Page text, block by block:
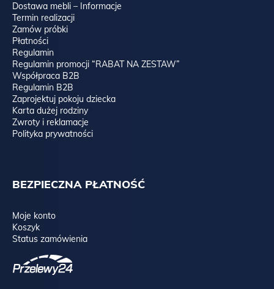
Dostawa mebli – Informacje
Termin realizacji
Zamów próbki
Płatności
Regulamin
Regulamin promocji “RABAT NA ZESTAW”
Współpraca B2B
Regulamin B2B
Zaprojektuj pokoju dziecka
Karta dużej rodziny
Zwroty i reklamacje
Polityka prywatności
BEZPIECZNA PŁATNOŚĆ
Moje konto
Koszyk
Status zamówienia